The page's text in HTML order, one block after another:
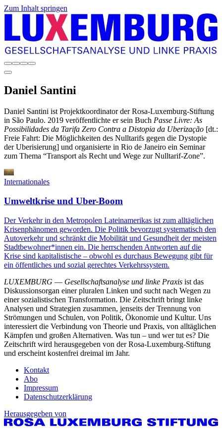
Zum Inhalt springen
Daniel Santini
Daniel Santini ist Projektkoordinator der Rosa-Luxemburg-Stiftung
in São Paulo. 2019 veröffentlichte er sein Buch Passe Livre: As
Possibilidades da Tarifa Zero Contra a Distopia da Uberização [dt.:
Freie Fahrt: Die Möglichkeiten des Nulltarifs gegen die Dystopie
der Uberisierung] und organisierte in Rio de Janeiro ein Seminar
zum Thema “Transport als Recht und Wege zur Nulltarif-Zone”.
Internationales
Umweltkrise und Uber-Boom
Der Verkehr in den Metropolen Lateinamerikas ist zum alltäglichen
Krisenphänomen geworden. Die Politik bevorzugt systematisch den
Autoverkehr und schränkt die Mobilität und Gesundheit der meisten
Stadtbewohner*innen ein. Die herrschenden Antworten auf die
Krise sind kapitalistische – obwohl es durchaus Bewegung gibt für
ein öffentliches und sozial gerechtes Verkehrssystem.
LUXEMBURG — Gesellschaftsanalyse und linke Praxis ist das
Diskussionsorgan einer pluralen Linken und sucht nach Wegen zu
einer sozialistischen Transformation. Die Zeitschrift bringt linke
Analysen und Strategien zusammen, jenseits der Trennung von
Strömungen und Schulen, von Politik, Ökonomie und Kultur. Uns
interessiert die Verbindung von Theorie und Praxis, von alltäglichen
Kämpfen und großen Alternativen. Was tun – und wer tut es? Die
Zeitschrift wird herausgegeben von der Rosa-Luxemburg-Stiftung
und erscheint kostenfrei dreimal im Jahr.
Kontakt
Abo
Impressum
Datenschutzerklärung
Herausgegeben von